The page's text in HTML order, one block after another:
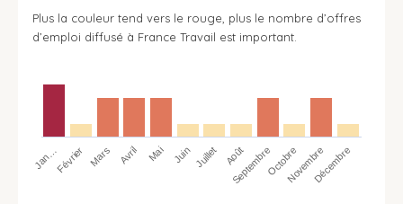
Plus la couleur tend vers le rouge, plus le nombre d’offres
d’emploi diffusé à France Travail est important.
Jan…Février Mars Avril Mai Juin Juillet Août
SeptembreOctobreNovembreDécembre